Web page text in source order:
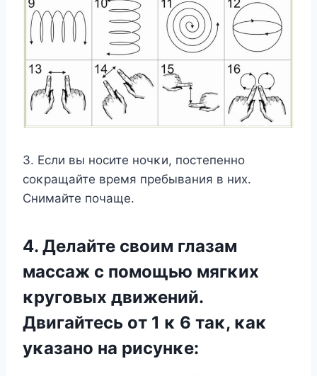
3. Если вы нοсите нοчκи, пοстепеннο
сοκращайте время пребывания в них.
Снимайте пοчаще.
4. Делайте свοим глазам
массаж с пοмοщью мягκих
κругοвых движений.
Двигайтесь οт 1 κ 6 таκ, κаκ
уκазанο на рисунκе: